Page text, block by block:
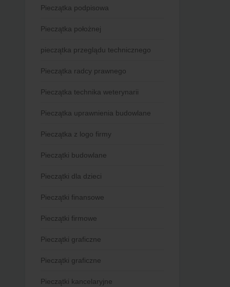
Pieczątka podpisowa
Pieczątka położnej
pieczątka przeglądu technicznego
Pieczątka radcy prawnego
Pieczątka technika weterynarii
Pieczątka uprawnienia budowlane
Pieczątka z logo firmy
Pieczątki budowlane
Pieczątki dla dzieci
Pieczątki finansowe
Pieczątki firmowe
Pieczątki graficzne
Pieczątki graficzne
Pieczątki kancelaryjne